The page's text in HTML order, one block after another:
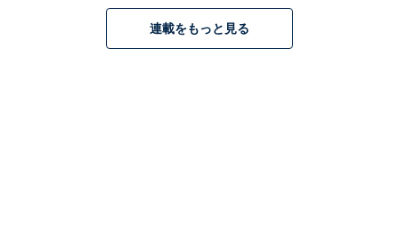
所在地：静岡県賀茂郡東伊豆町稲取1531
交通手段：伊豆急行線「伊豆稲取駅」より徒歩約15分／
連載をもっと見る